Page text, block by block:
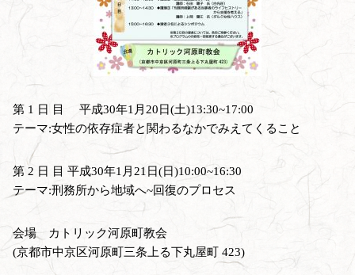
第 1 日 目 平成30年1月20日(土)13:30~17:00
テーマ:女性の依存症者と関わるなかでみえてくること
第 2 日 目 平成30年1月21日(日)10:00~16:30
テーマ:刑務所から地域へ~回復のプロセス
会場 カトリック河原町教会
(京都市中京区河原町三条上る下丸屋町 423)